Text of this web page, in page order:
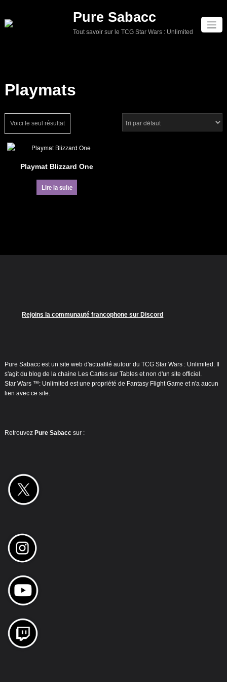
contenu
Pure Sabacc
Tout savoir sur le TCG Star Wars : Unlimited
Playmats
Voici le seul résultat
Playmat Blizzard One
Lire la suite
Rejoins la communauté francophone sur Discord
Pure Sabacc est un site web d'actualité autour du TCG Star Wars : Unlimited. Il
s'agit du blog de la chaine Les Cartes sur Tables et non d'un site officiel.
Star Wars ™: Unlimited est une propriété de Fantasy Flight Game et n'a aucun
lien avec ce site.
Retrouvez Pure Sabacc sur :